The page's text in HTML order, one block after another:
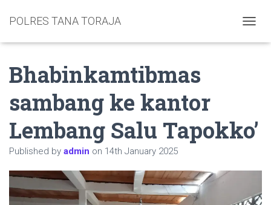
POLRES TANA TORAJA
Bhabinkamtibmas
sambang ke kantor
Lembang Salu Tapokko’
Published by admin on 14th January 2025